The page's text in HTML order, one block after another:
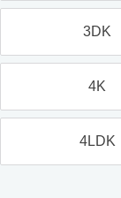
3DK
4K
4LDK